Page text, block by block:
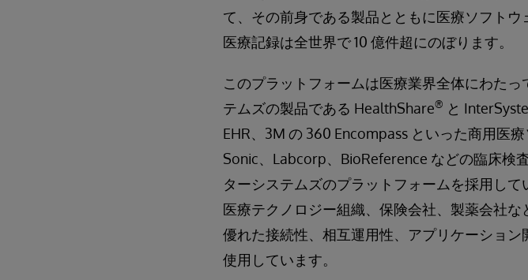
て、その前身である製品とともに医療ソフト
医療記録は全世界で 10 億件超にのぼります。
このプラットフォームは医療業界全体にわた
テムズの製品である HealthShare® と
EHR、3M の 360 Encompass といった商用医
Sonic、Labcorp、BioReference などの臨床検
ターシステムズのプラットフォームを採用し
医療テクノロジー組織、保険会社、製薬会社
優れた接続性、相互運用性、アプリケーショ
使用しています。